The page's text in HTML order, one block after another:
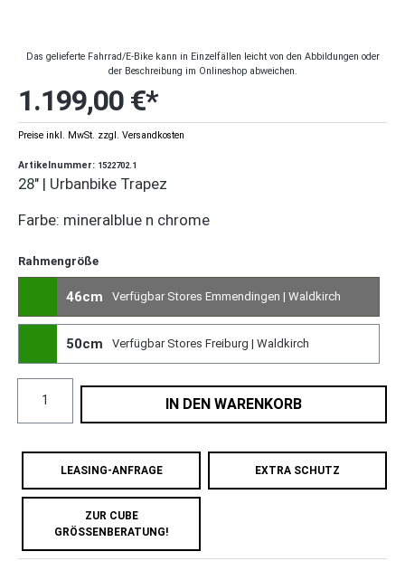
Das gelieferte Fahrrad/E-Bike kann in Einzelfällen leicht von den Abbildungen oder
der Beschreibung im Onlineshop abweichen.
1.199,00 €*
Preise inkl. MwSt. zzgl. Versandkosten
Artikelnummer: 1522702.1
28" | Urbanbike Trapez
Farbe: mineralblue n chrome
Rahmengröße
46cm Verfügbar Stores Emmendingen | Waldkirch
50cm Verfügbar Stores Freiburg | Waldkirch
IN DEN WARENKORB
LEASING-ANFRAGE EXTRA SCHUTZ
ZUR CUBE
GRÖSSENBERATUNG!